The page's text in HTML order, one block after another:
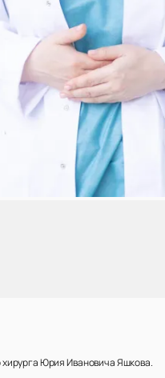
хирурга Юрия Ивановича Яшкова.